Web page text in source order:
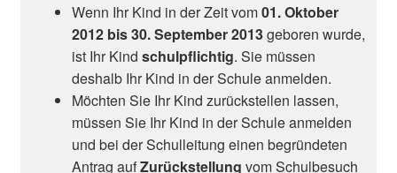
Wenn Ihr Kind in der Zeit vom01. Oktober
2012 bis 30. September 2013geboren wurde,
ist Ihr Kind schulpflichtig. Sie müssen
deshalb Ihr Kind in der Schule anmelden.
Möchten Sie Ihr Kind zurückstellen lassen,
müssen Sie Ihr Kind in der Schule anmelden
und bei der Schulleitung einen begründeten
Antrag aufZurückstellung vom Schulbesuch